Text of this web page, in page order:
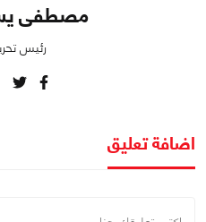
مصطفى
رئيس
اضافة تعليق